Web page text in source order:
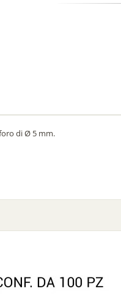
di Ø 5 mm.